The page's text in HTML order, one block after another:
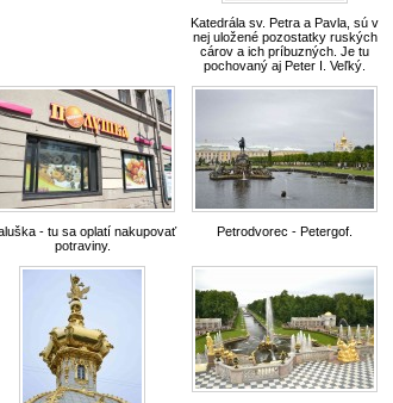
Katedrála sv. Petra a Pavla, sú v
nej uložené pozostatky ruských
cárov a ich príbuzných. Je tu
pochovaný aj Peter I. Veľký.
- tu sa oplatí nakupovať
potraviny.
Petrodvorec - Petergof.